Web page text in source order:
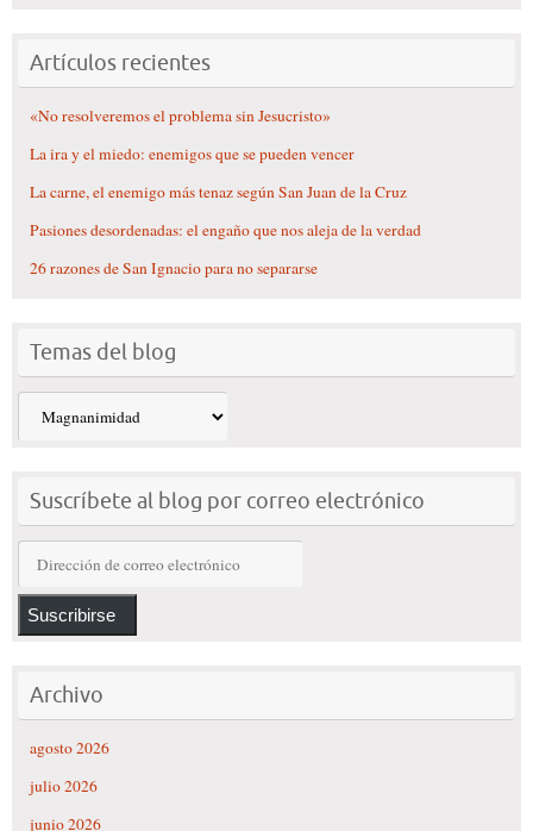
Artículos recientes
«No resolveremos el problema sin Jesucristo»
La ira y el miedo: enemigos que se pueden vencer
La carne, el enemigo más tenaz según San Juan de la Cruz
Pasiones desordenadas: el engaño que nos aleja de la verdad
26 razones de San Ignacio para no separarse
Temas del blog
Suscríbete al blog por correo electrónico
correo
electrónico
Suscribirse
Archivo
agosto 2026
julio 2026
junio 2026